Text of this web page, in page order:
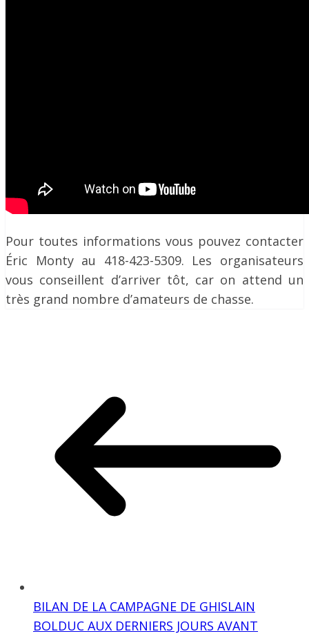
Pour toutes informations vous pouvez contacter
Éric Monty au 418-423-5309. Les organisateurs
vous conseillent d’arriver tôt, car on attend un
très grand nombre d’amateurs de chasse.
BILAN DE LA CAMPAGNE DE GHISLAIN
BOLDUC AUX DERNIERS JOURS AVANT